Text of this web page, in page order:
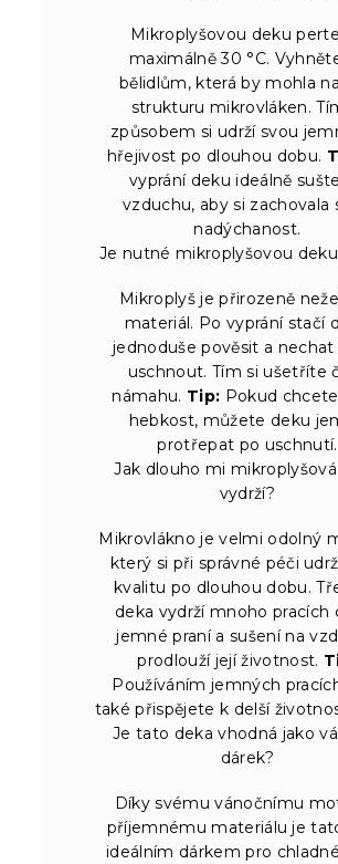
Mikroplyšovou deku
maximálně 30 °C.
bělidlům, která by mohla
strukturu mikrovláken.
způsobem si udrží svou
hřejivost po dlouhou dobu.
vyprání deku ideálně
vzduchu, aby si zachovala
nadýchanost.
Je nutné mikroplyšovou
Mikroplyš je přirozeně
materiál. Po vyprání stačí
jednoduše pověsit a nechat
uschnout. Tím si ušetříte
námahu. Tip: Pokud
hebkost, můžete deku
protřepat po uschnutí.
Jak dlouho mi
vydrží?
Mikrovlákno je velmi odolný
který si při správné péči
kvalitu po dlouhou dobu.
deka vydrží mnoho pracích
jemné praní a sušení na
prodlouží její životnost.
Používáním jemných
také přispějete k delší
Je tato deka vhodná jako
dárek?
Díky svému vánočnímu
příjemnému materiálu je
ideálním dárkem pro